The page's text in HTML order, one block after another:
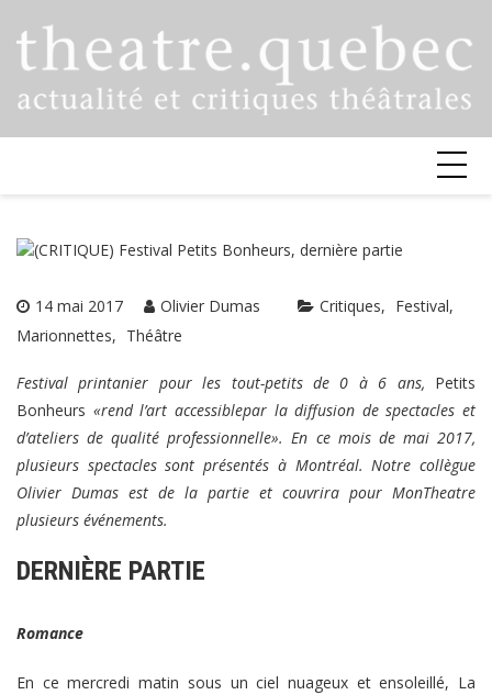
14 mai 2017 Olivier Dumas Critiques
Festival
Marionnettes
Théâtre
Festival printanier pour les tout-petits de 0 à 6 ans, Petits
Bonheurs «rend l’art accessiblepar la diffusion de spectacles et
d’ateliers de qualité professionnelle». En ce mois de mai 2017,
plusieurs spectacles sont présentés à Montréal. Notre collègue
Olivier Dumas est de la partie et couvrira pour MonTheatre
plusieurs événements.
DERNIÈRE PARTIE
Romance
En ce mercredi matin sous un ciel nuageux et ensoleillé, La